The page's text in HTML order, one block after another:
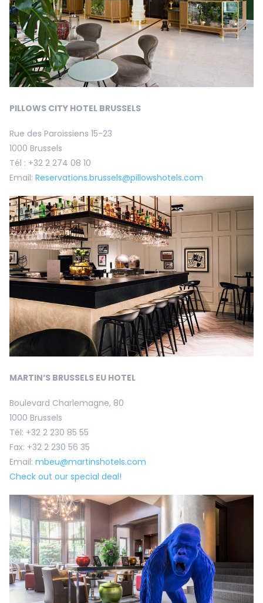
PILLOWS CITY HOTEL BRUSSELS
Rue des Paroissiens 15-23
1000 Brussels
Tél : +32 2 274 08 10
Email: Reservations.brussels@pillowshotels.com
MARTIN’S BRUSSELS EU HOTEL
Boulevard Charlemagne, 80
1000 Brussels
Tél: +32 2 230 85 55
Fax: +32 2 230 56 35
Email: mbeu@martinshotels.com
Check out our special deal!